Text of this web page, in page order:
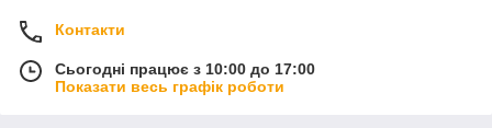
Контакти
Сьогодні працює з 10:00 до 17:00
Показати весь графік роботи